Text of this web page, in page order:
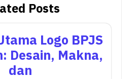
Posts
Logo BPJS
Desain, Makna,
dan